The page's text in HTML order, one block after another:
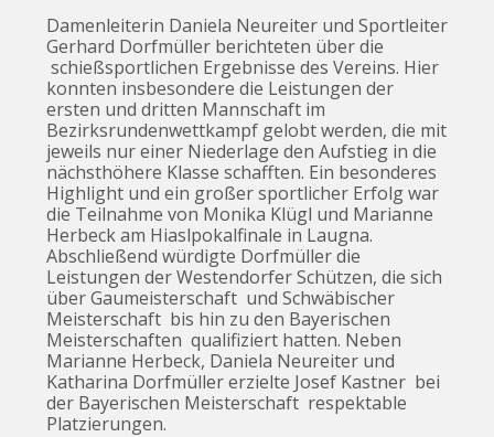
Damenleiterin Daniela Neureiter und Sportleiter
Gerhard Dorfmüller berichteten über die
schießsportlichen Ergebnisse des Vereins. Hier
konnten insbesondere die Leistungen der
ersten und dritten Mannschaft im
Bezirksrundenwettkampf gelobt werden, die mit
jeweils nur einer Niederlage den Aufstieg in die
nächsthöhere Klasse schafften. Ein besonderes
Highlight und ein großer sportlicher Erfolg war
die Teilnahme von Monika Klügl und Marianne
Herbeck am Hiaslpokalfinale in Laugna.
Abschließend würdigte Dorfmüller die
Leistungen der Westendorfer Schützen, die sich
über Gaumeisterschaft und Schwäbischer
Meisterschaft bis hin zu den Bayerischen
Meisterschaften qualifiziert hatten. Neben
Marianne Herbeck, Daniela Neureiter und
Katharina Dorfmüller erzielte Josef Kastner bei
der Bayerischen Meisterschaft respektable
Platzierungen.